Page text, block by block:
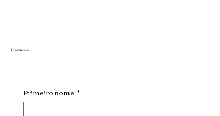
Contate-nos
Primeiro nome *